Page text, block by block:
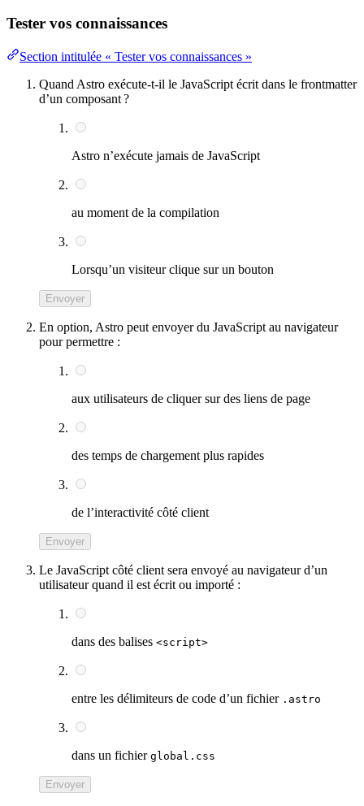
Tester vos connaissances
Section intitulée « Tester vos connaissances »
Quand Astro exécute-t-il le JavaScript écrit dans le frontmatter
d’un composant ?
Astro n’exécute jamais de JavaScript
au moment de la compilation
Lorsqu’un visiteur clique sur un bouton
Envoyer
En option, Astro peut envoyer du JavaScript au navigateur
pour permettre :
aux utilisateurs de cliquer sur des liens de page
des temps de chargement plus rapides
de l’interactivité côté client
Envoyer
Le JavaScript côté client sera envoyé au navigateur d’un
utilisateur quand il est écrit ou importé :
dans des balises <script>
entre les délimiteurs de code d’un fichier .astro
dans un fichier global.css
Envoyer